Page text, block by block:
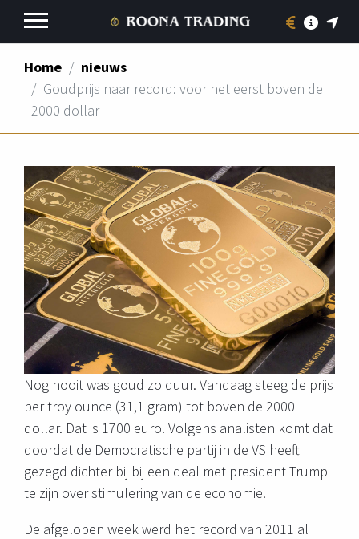
ROONA TRADING
INFORMATIE EDELMETAAL
ZILVER
KEURMERKEN
TOEZENDEN PER POST
CONTACT
Home
nieuws
Goudprijs naar record: voor het eerst boven de
2000 dollar
Nog nooit was goud zo duur. Vandaag steeg de prijs
per troy ounce (31,1 gram) tot boven de 2000
dollar. Dat is 1700 euro. Volgens analisten komt dat
doordat de Democratische partij in de VS heeft
gezegd dichter bij bij een deal met president Trump
te zijn over stimulering van de economie.
De afgelopen week werd het record van 2011 al